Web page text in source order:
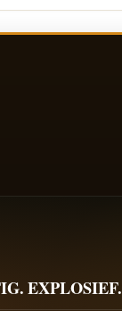
EXPLOSIEF.